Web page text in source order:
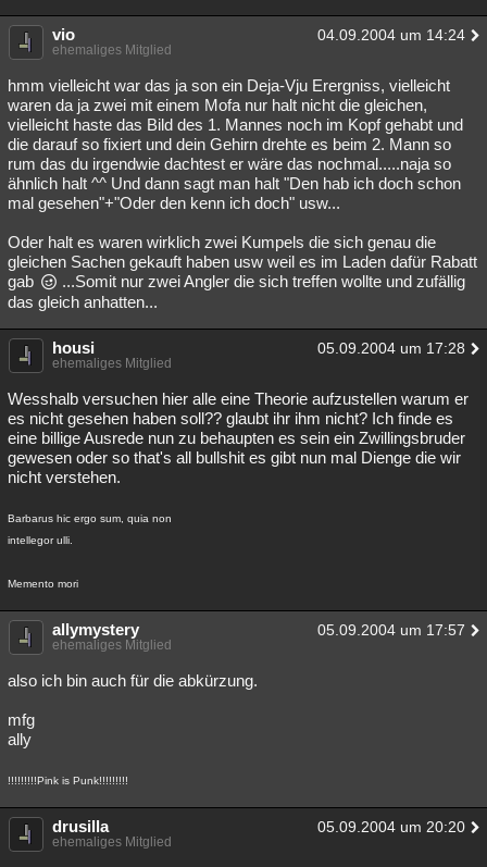
vio 04.09.2004 um 14:24
ehemaliges Mitglied
hmm vielleicht war das ja son ein Deja-Vju Erergniss, vielleicht
waren da ja zwei mit einem Mofa nur halt nicht die gleichen,
vielleicht haste das Bild des 1. Mannes noch im Kopf gehabt und
die darauf so fixiert und dein Gehirn drehte es beim 2. Mann so
rum das du irgendwie dachtest er wäre das nochmal.....naja so
ähnlich halt ^^ Und dann sagt man halt "Den hab ich doch schon
mal gesehen"+"Oder den kenn ich doch" usw...
Oder halt es waren wirklich zwei Kumpels die sich genau die
gleichen Sachen gekauft haben usw weil es im Laden dafür Rabatt
gab
...Somit nur zwei Angler die sich treffen wollte und zufällig
das gleich anhatten...
housi 05.09.2004 um 17:28
ehemaliges Mitglied
Wesshalb versuchen hier alle eine Theorie aufzustellen warum er
es nicht gesehen haben soll?? glaubt ihr ihm nicht? Ich finde es
eine billige Ausrede nun zu behaupten es sein ein Zwillingsbruder
gewesen oder so that's all bullshit es gibt nun mal Dienge die wir
nicht verstehen.
Barbarus hic ergo sum, quia non
intellegor ulli.
Memento mori
allymystery 05.09.2004 um 17:57
ehemaliges Mitglied
also ich bin auch für die abkürzung.
mfg
ally
!!!!!!!!!Pink is Punk!!!!!!!!!
drusilla 05.09.2004 um 20:20
ehemaliges Mitglied